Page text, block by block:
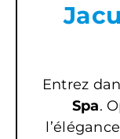
Entrez
Spa.